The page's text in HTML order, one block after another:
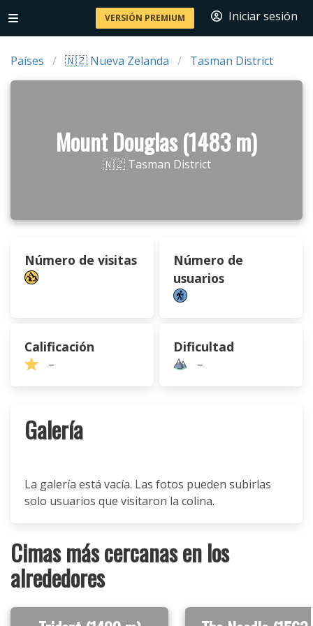
VERSIÓN PREMIUM Iniciar sesión
Países 🇳🇿 Nueva Zelanda Tasman District
Mount Douglas (1483 m)
🇳🇿 Tasman District
Número de visitas
Número de
usuarios
Calificación
–
Dificultad
–
Galería
La galería está vacía. Las fotos pueden subirlas
solo usuarios que visitaron la colina.
Cimas más cercanas en los
alrededores